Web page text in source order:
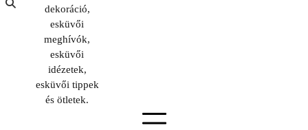
dekoráció,
esküvői
meghívók,
esküvői
idézetek,
esküvői tippek
és ötletek.